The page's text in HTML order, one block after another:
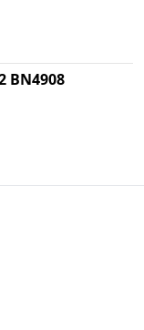
BN4908